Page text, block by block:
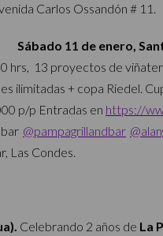
Carlos Ossandón # 11.
Sábado 11 de enero,
hrs, 13 proyectos de
ilimitadas + copa Riedel.
p/p Entradas en https://
@pampagrillandbar
Las Condes.
Celebrando 2 años de La